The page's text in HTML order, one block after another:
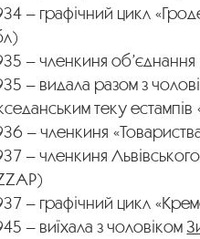
– графічний цикл
– членкиня об’єднання
– видала разом з
теку
– членкиня
– членкиня
– графічний цикл
– виїхала з чоловіком